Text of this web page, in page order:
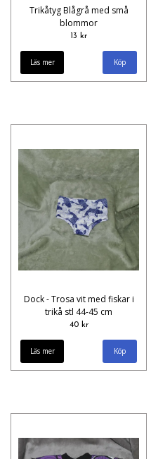
Trikåtyg Blågrå med små
blommor
13 kr
Läs mer
Dock - Trosa vit med fiskar i
trikå stl 44-45 cm
40 kr
Läs mer